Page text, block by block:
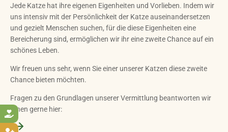

Jede Katze hat ihre eigenen Eigenheiten und Vorlieben. Indem wir
uns intensiv mit der Persönlichkeit der Katze auseinandersetzen
und gezielt Menschen suchen, für die diese Eigenheiten eine
Bereicherung sind, ermöglichen wir ihr eine zweite Chance auf ein
schönes Leben.
Wir freuen uns sehr, wenn Sie einer unserer Katzen diese zweite
Chance bieten möchten.
Fragen zu den Grundlagen unserer Vermittlung beantworten wir
Ihnen gerne hier: